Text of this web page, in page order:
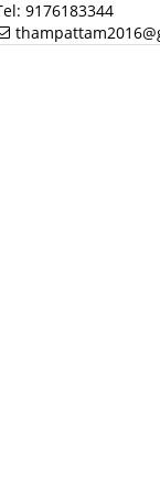
| பைனான்ஸ் |
9176183344